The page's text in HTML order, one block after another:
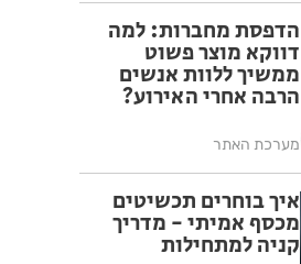
הדפסת מחברות: למה
דווקא מוצר פשוט
ממשיך ללוות אנשים
הרבה אחרי האירוע?
מערכת האתר
איך בוחרים תכשיטים
מכסף אמיתי - מדריך
קניה למתחילות